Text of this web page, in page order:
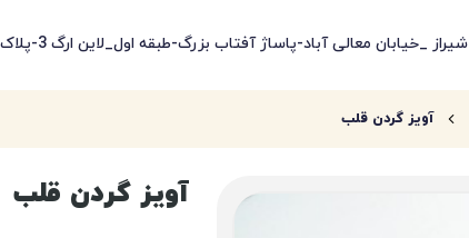
شیراز _خیابان معالی آباد-پاساژ آفتاب بزرگ-طبقه اول_لاین ارگ 3-پلاک 372
آویز گردن قلب
آویز گردن قلب